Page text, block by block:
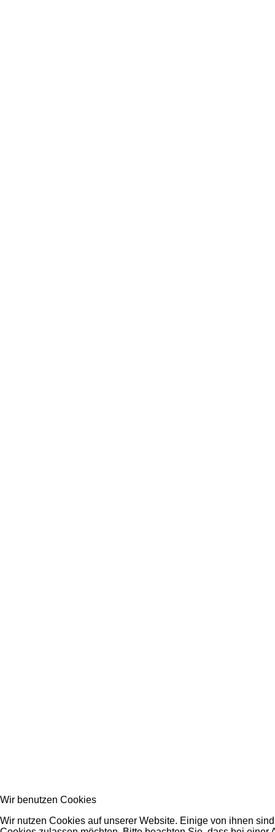
Wir benutzen Cookies
Wir nutzen Cookies auf unserer Website. Einige von ihnen